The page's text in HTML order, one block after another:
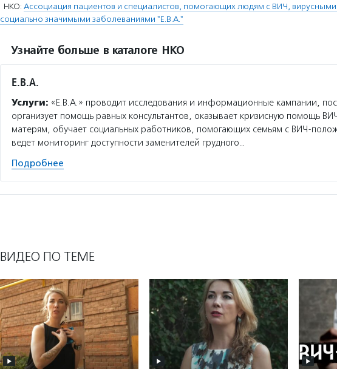
НКО: Ассоциация пациентов и специалистов, помогающих людям с ВИЧ, вирусными
социально значимыми заболеваниями "Е.В.А."
Узнайте больше в каталоге НКО
Е.В.А.
Услуги: «Е.В.А.» проводит исследования и информационные кампании,
организует помощь равных консультантов, оказывает кризисную помощь
матерям, обучает социальных работников, помогающих семьям с ВИЧ-
ведет мониторинг доступности заменителей грудного…
Подробнее
ВИДЕО ПО ТЕМЕ